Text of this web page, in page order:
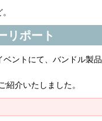
リポート
ントにて、バンドル製
介いたしました。